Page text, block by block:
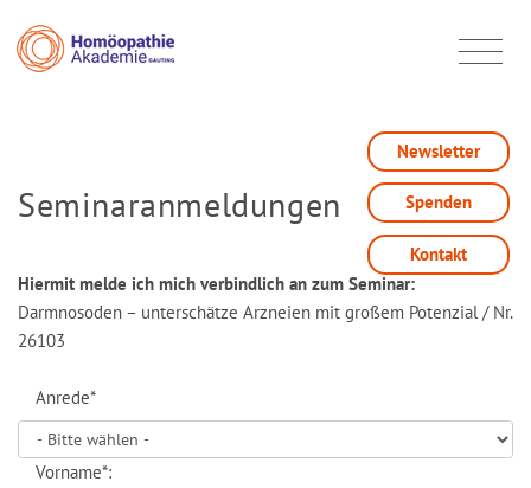
Newsletter
Spenden
Kontakt
Seminaranmeldungen
Hiermit melde ich mich verbindlich an zum Seminar:
Darmnosoden – unterschätze Arzneien mit großem Potenzial / Nr.
26103
Anrede*
Vorname*: